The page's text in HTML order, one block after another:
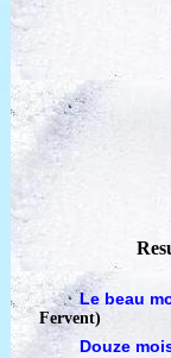
Le beau
Fervent)
Douze